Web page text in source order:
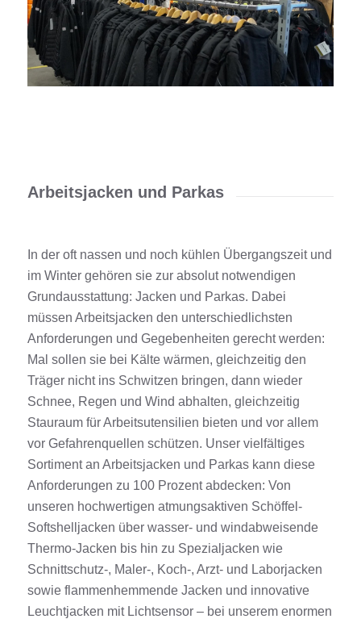
Arbeitsjacken und Parkas
In der oft nassen und noch kühlen Übergangszeit und
im Winter gehören sie zur absolut notwendigen
Grundausstattung: Jacken und Parkas. Dabei
müssen Arbeitsjacken den unterschiedlichsten
Anforderungen und Gegebenheiten gerecht werden:
Mal sollen sie bei Kälte wärmen, gleichzeitig den
Träger nicht ins Schwitzen bringen, dann wieder
Schnee, Regen und Wind abhalten, gleichzeitig
Stauraum für Arbeitsutensilien bieten und vor allem
vor Gefahrenquellen schützen. Unser vielfältiges
Sortiment an Arbeitsjacken und Parkas kann diese
Anforderungen zu 100 Prozent abdecken: Von
unseren hochwertigen atmungsaktiven Schöffel-
Softshelljacken über wasser- und windabweisende
Thermo-Jacken bis hin zu Spezialjacken wie
Schnittschutz-, Maler-, Koch-, Arzt- und Laborjacken
sowie flammenhemmende Jacken und innovative
Leuchtjacken mit Lichtsensor – bei unserem enormen